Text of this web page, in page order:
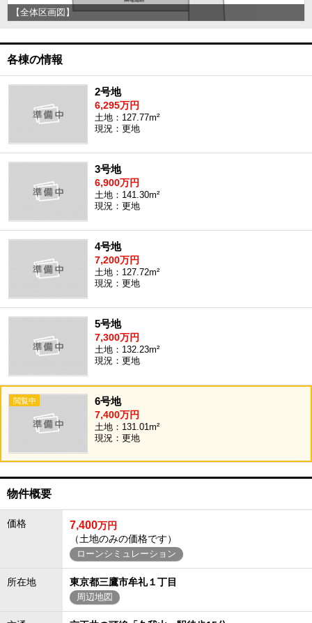
【全体区画図】
各棟の情報
2号地
6,295万円
土地：127.77m²
現況：更地
3号地
6,900万円
土地：141.30m²
現況：更地
4号地
7,200万円
土地：127.72m²
現況：更地
5号地
7,300万円
土地：132.23m²
現況：更地
6号地
7,400万円
土地：131.01m²
現況：更地
物件概要
価格 7,400万円
（土地のみの価格です）
ローンシミュレーション
所在地 東京都三鷹市牟礼１丁目
周辺地図